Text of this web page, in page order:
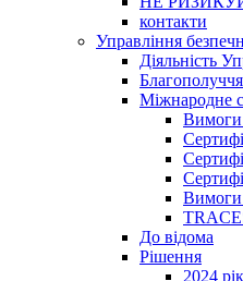
контакти
Управління
Діяльність
Міжнародне
Вимоги
Вимоги
До відома
Рішення
2024 рік